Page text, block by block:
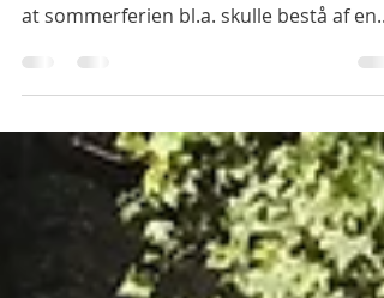
Bidt af gale vandrestøvler, som vi er
at sommerferien bl.a. skulle bestå af en...